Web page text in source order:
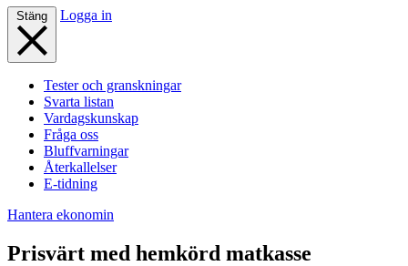
Stäng Logga in
Tester och granskningar
Svarta listan
Vardagskunskap
Fråga oss
Bluffvarningar
Återkallelser
E-tidning
Hantera ekonomin
Prisvärt med hemkörd matkasse